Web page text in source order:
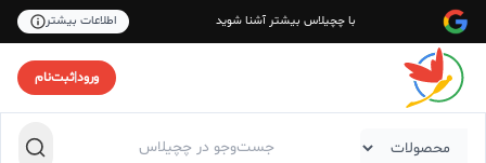
با چچیلاس بیشتر آشنا شوید اطلاعات بیشتر
ورود|ثبت‌نام